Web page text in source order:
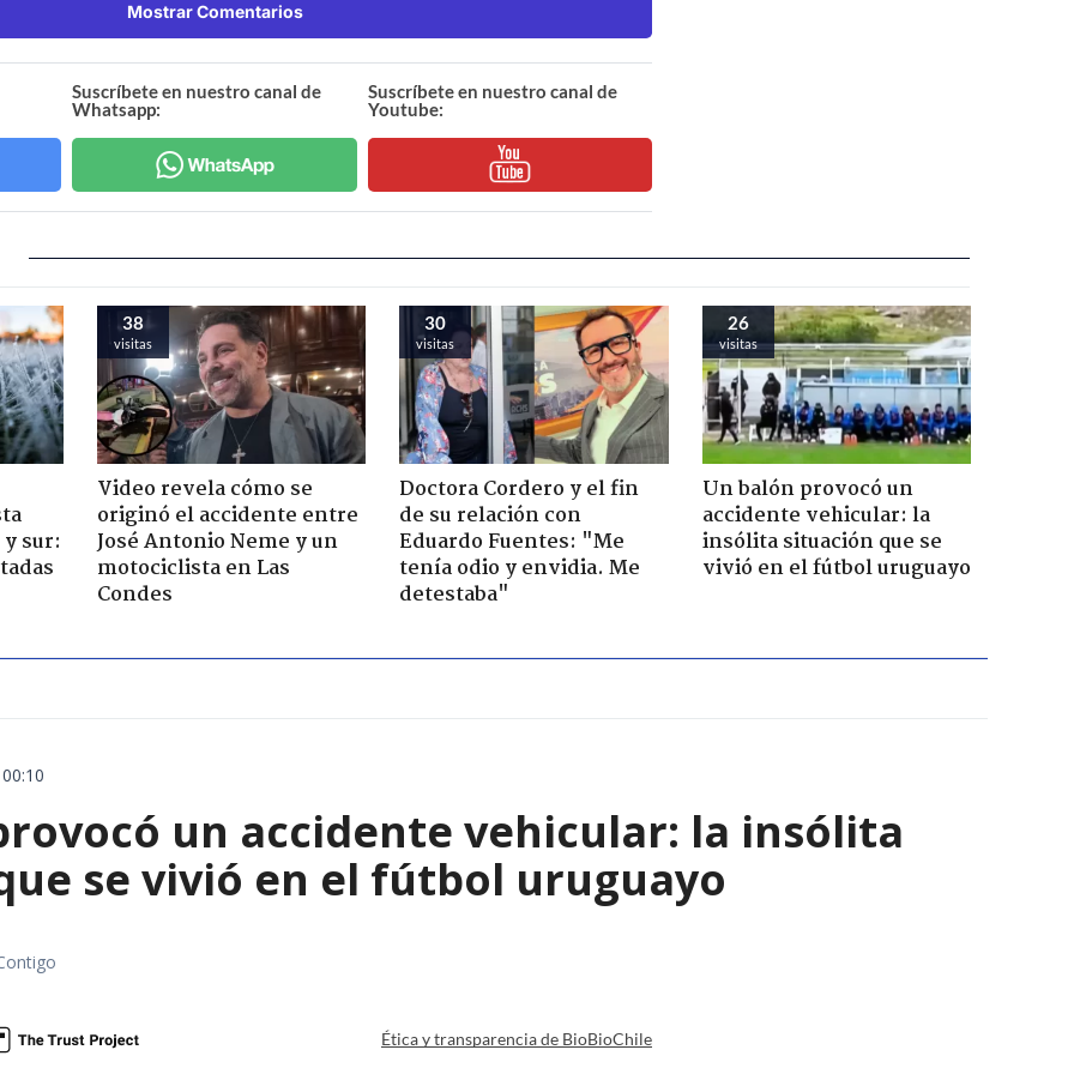
Mostrar Comentarios
Suscríbete en nuestro canal de
Whatsapp:
Suscríbete en nuestro canal de
Youtube:
sur:
38
visitas
Video revela cómo se
originó el accidente entre
José Antonio Neme y un
motociclista en Las
Condes
30
visitas
Doctora Cordero y el fin
de su relación con
Eduardo Fuentes: "Me
tenía odio y envidia. Me
detestaba"
26
visitas
Un balón provocó un
accidente vehicular: la
insólita situación que se
vivió en el fútbol uruguayo
un accidente vehicular: la insólita
se vivió en el fútbol uruguayo
Ética y transparencia de BioBioChile